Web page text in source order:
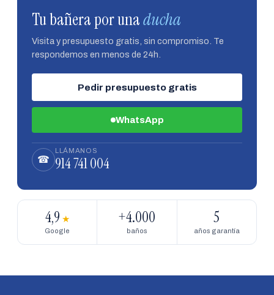
Tu bañera por unaducha
Visita y presupuesto gratis, sin compromiso. Te
respondemos en menos de 24h.
Pedir presupuesto gratis
WhatsApp
☎
LLÁMANOS
914 741 004
4,9 ★
Google
+4.000
baños
5
años garantía